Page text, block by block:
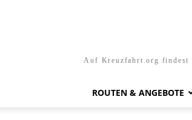
Auf Kreuzfahrt.org findest
ROUTEN & ANGEBOTE